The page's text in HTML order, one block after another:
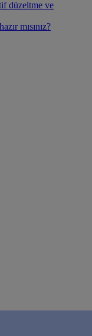
düzeltme ve
mısınız?